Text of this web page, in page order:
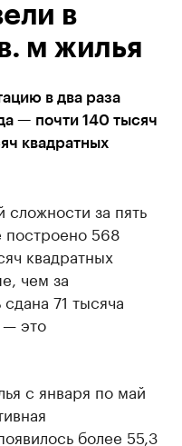
в
м жилья
в два раза
— почти 140 тысяч
квадратных
за пять
построено 568
квадратных
чем за
71 тысяча
— это
с января по май
более 55,3